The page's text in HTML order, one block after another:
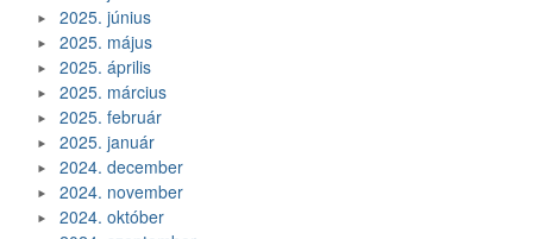
2025. június
2025. május
2025. április
2025. március
2025. február
2025. január
2024. december
2024. november
2024. október